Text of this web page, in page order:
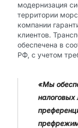
модернизация
территории
компании
клиентов.
обеспечена в
РФ, с учетом
«Мы
налоговых